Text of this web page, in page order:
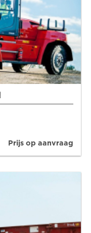
Prijs op aanvraag